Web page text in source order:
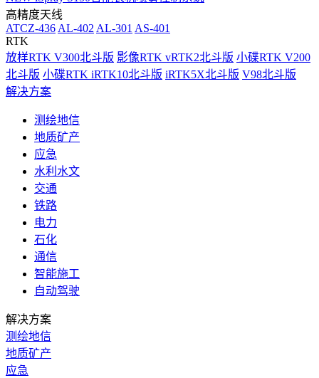
高精度天线
ATCZ-436 AL-402 AL-301 AS-401
RTK
放样RTK V300北斗版 影像RTK vRTK2北斗版 小碟RTK V200
北斗版 小碟RTK iRTK10北斗版 iRTK5X北斗版 V98北斗版
解决方案
测绘地信
地质矿产
应急
水利水文
交通
铁路
电力
石化
通信
智能施工
自动驾驶
解决方案
测绘地信
地质矿产
应急